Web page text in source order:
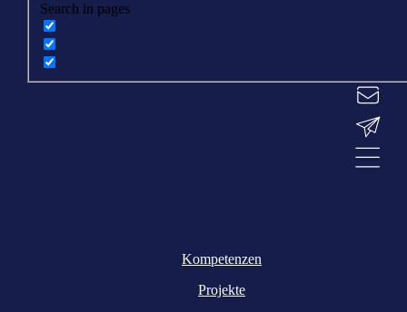
Search in pages
Kompetenzen
Projekte